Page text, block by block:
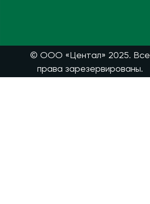
© ООО «Центал» 2025. Все
права зарезервированы.